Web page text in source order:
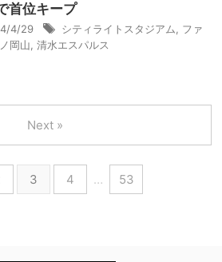
首位キープ
4/29 シティライトスタジアム
ファ
岡山 清水エスパルス
3 4 … 53
Next »